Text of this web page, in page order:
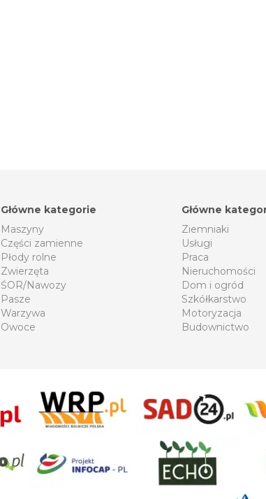
Główne kategorie
Maszyny
Części zamienne
Płody rolne
Zwierzęta
ŚOR/Nawozy
Pasze
Warzywa
Owoce
Główne
Ziemniaki
Usługi
Praca
Nieruchomości
Dom i ogród
Szkółkarstwo
Motoryzacja
Budownictwo